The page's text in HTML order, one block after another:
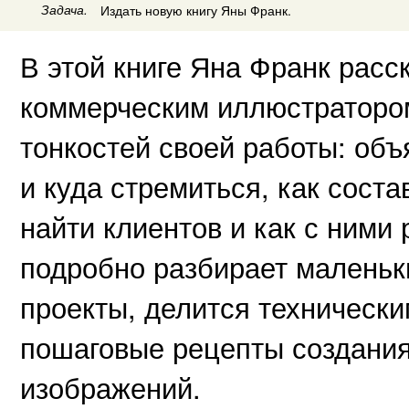
Задача. Издать новую книгу Яны Франк.
В этой книге Яна Франк
коммерческим
тонкостей своей работы:
и куда стремиться, как
найти клиентов и как с ними
подробно разбирает
проекты, делится
пошаговые рецепты
изображений.